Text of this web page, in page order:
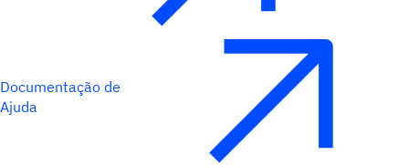
Documentação de
Ajuda